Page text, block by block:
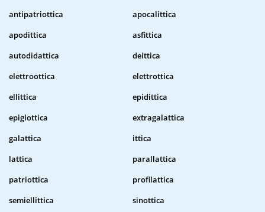
antipatriottica
apocalittica
apodittica
asfittica
autodidattica
deittica
elettroottica
elettrottica
ellittica
epidittica
epiglottica
extragalattica
galattica
ittica
lattica
parallattica
patriottica
profilattica
semiellittica
sinottica